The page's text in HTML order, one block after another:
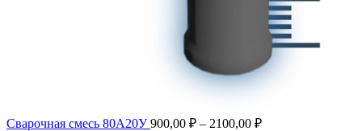
Сварочная смесь 80А20У900,00 ₽ – 2100,00 ₽